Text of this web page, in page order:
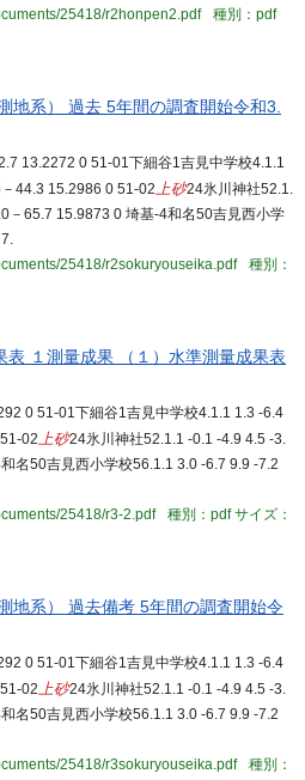
25418/r2honpen2.pdf
種別：pdf
地系） 過去 5年間の調査開始令和3.
13.2272 0 51-01下細谷1吉見中学校4.1.1
44.3 15.2986 0 51-02上砂24氷川神社52.1.
－65.7 15.9873 0 埼基-4和名50吉見西小学
25418/r2sokuryouseika.pdf
種別：
表 １測量成果 （１）水準測量成果表
0 51-01下細谷1吉見中学校4.1.1 1.3 -6.4
02上砂24氷川神社52.1.1 -0.1 -4.9 4.5 -3.
名50吉見西小学校56.1.1 3.0 -6.7 9.9 -7.2
25418/r3-2.pdf
種別：pdfサイズ：
地系） 過去備考 5年間の調査開始令
0 51-01下細谷1吉見中学校4.1.1 1.3 -6.4
02上砂24氷川神社52.1.1 -0.1 -4.9 4.5 -3.
名50吉見西小学校56.1.1 3.0 -6.7 9.9 -7.2
25418/r3sokuryouseika.pdf
種別：